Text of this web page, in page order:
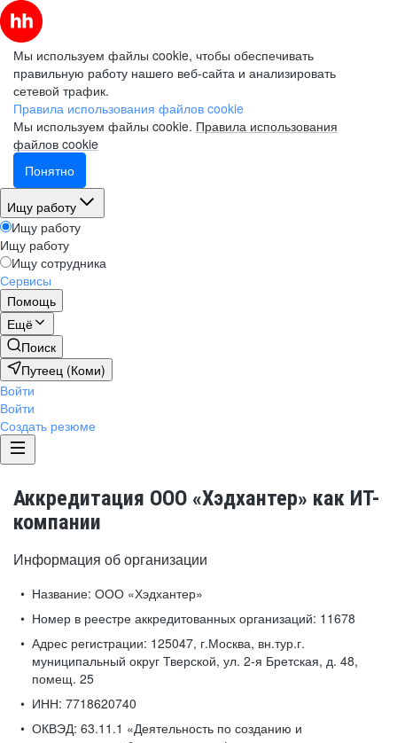
Мы используем файлы cookie, чтобы обеспечивать
правильную работу нашего веб-сайта и анализировать
сетевой трафик.
Правила использования файлов cookie
Мы используем файлы cookie. Правила использования
файлов cookie
Понятно
Ищу работу
Ищу работу
Ищу работу
Ищу сотрудника
Сервисы
Помощь
Ещё
Поиск
Путеец (Коми)
Войти
Войти
Создать резюме
Аккредитация ООО «Хэдхантер» как ИТ-
компании
Информация об организации
Название: ООО «Хэдхантер»
Номер в реестре аккредитованных организаций: 11678
Адрес регистрации: 125047, г.Москва, вн.тур.г.
муниципальный округ Тверской, ул. 2-я Бретская, д. 48,
помещ. 25
ИНН: 7718620740
ОКВЭД: 63.11.1 «Деятельность по созданию и